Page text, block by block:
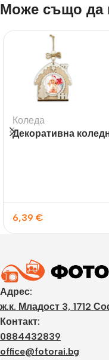
Може също да
Коледа
Декоративна
6,39 €
Адрес:
ж.к. Младост 3, 1712
Контакт:
0884432839
office@fotorai.bg